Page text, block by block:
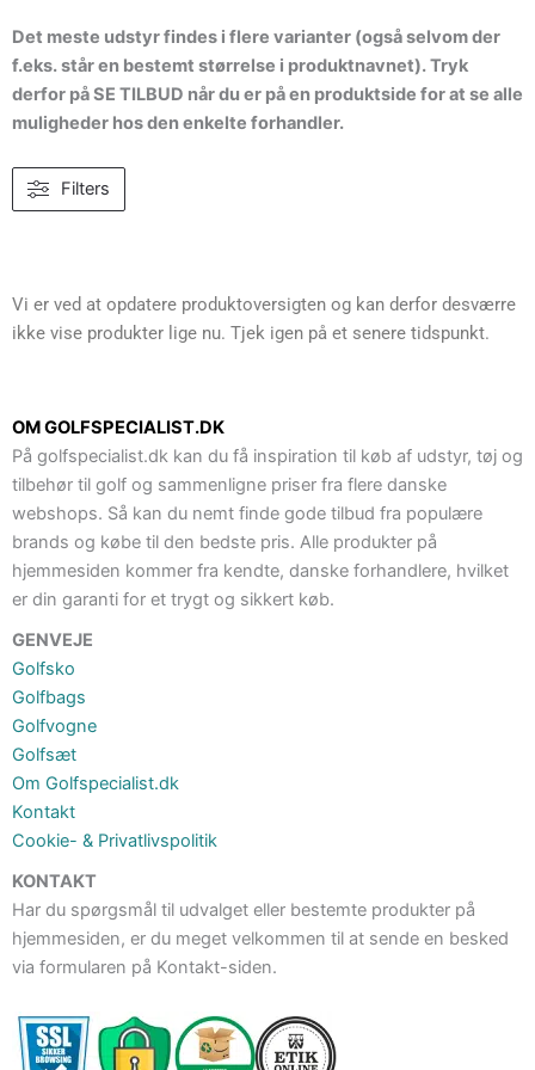
Det meste udstyr findes i flere varianter (også selvom der
f.eks. står en bestemt størrelse i produktnavnet). Tryk
derfor på SE TILBUD når du er på en produktside for at se alle
muligheder hos den enkelte forhandler.
Filters
Vi er ved at opdatere produktoversigten og kan derfor desværre
ikke vise produkter lige nu. Tjek igen på et senere tidspunkt.
OM GOLFSPECIALIST.DK
På golfspecialist.dk kan du få inspiration til køb af udstyr, tøj og
tilbehør til golf og sammenligne priser fra flere danske
webshops. Så kan du nemt finde gode tilbud fra populære
brands og købe til den bedste pris. Alle produkter på
hjemmesiden kommer fra kendte, danske forhandlere, hvilket
er din garanti for et trygt og sikkert køb.
GENVEJE
Golfsko
Golfbags
Golfvogne
Golfsæt
Om Golfspecialist.dk
Kontakt
Cookie- & Privatlivspolitik
KONTAKT
Har du spørgsmål til udvalget eller bestemte produkter på
hjemmesiden, er du meget velkommen til at sende en besked
via formularen på Kontakt-siden.